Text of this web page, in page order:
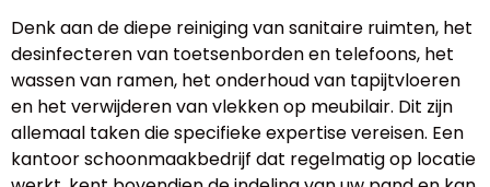
Denk aan de diepe reiniging van sanitaire ruimten, het
desinfecteren van toetsenborden en telefoons, het
wassen van ramen, het onderhoud van tapijtvloeren
en het verwijderen van vlekken op meubilair. Dit zijn
allemaal taken die specifieke expertise vereisen. Een
kantoor schoonmaakbedrijf dat regelmatig op locatie